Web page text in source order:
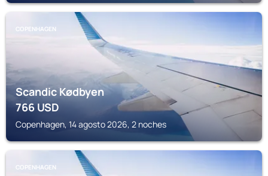
COPENHAGEN
Scandic Kødbyen
766USD
Copenhagen, 14 agosto 2026, 2 noches
COPENHAGEN